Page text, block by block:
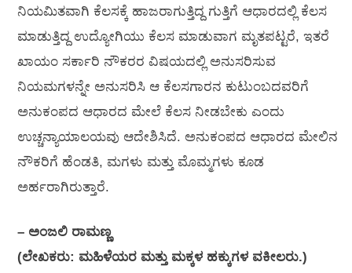
ನಿಯಮಿತವಾಗಿ ಕೆಲಸಕ್ಕೆ ಹಾಜರಾಗುತ್ತಿದ್ದ ಗುತ್ತಿಗೆ ಆಧಾರದಲ್ಲಿ ಕೆಲಸ
ಮಾಡುತ್ತಿದ್ದ ಉದ್ಯೋಗಿಯು ಕೆಲಸ ಮಾಡುವಾಗ ಮೃತಪಟ್ಟರೆ, ಇತರೆ
ಖಾಯಂ ಸರ್ಕಾರಿ ನೌಕರರ ವಿಷಯದಲ್ಲಿ ಅನುಸರಿಸುವ
ನಿಯಮಗಳನ್ನೇ ಅನುಸರಿಸಿ ಆ ಕೆಲಸಗಾರನ ಕುಟುಂಬದವರಿಗೆ
ಅನುಕಂಪದ ಆಧಾರದ ಮೇಲೆ ಕೆಲಸ ನೀಡಬೇಕು ಎಂದು
ಉಚ್ಚನ್ಯಾಯಾಲಯವು ಆದೇಶಿಸಿದೆ. ಅನುಕಂಪದ ಆಧಾರದ ಮೇಲಿನ
ನೌಕರಿಗೆ ಹೆಂಡತಿ, ಮಗಳು ಮತ್ತು ಮೊಮ್ಮಗಳು ಕೂಡ
ಅರ್ಹರಾಗಿರುತ್ತಾರೆ.
– ಅಂಜಲಿ ರಾಮಣ್ಣ
(ಲೇಖಕರು: ಮಹಿಳೆಯರ ಮತ್ತು ಮಕ್ಕಳ ಹಕ್ಕುಗಳ ವಕೀಲರು.)